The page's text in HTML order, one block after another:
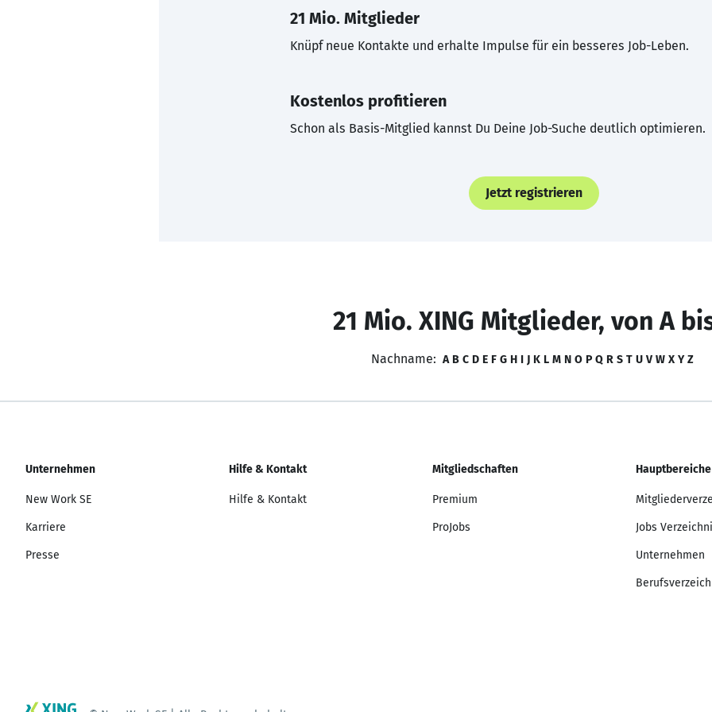
21 Mio. Mitglieder
Knüpf neue Kontakte und erhalte Impulse für ein besseres Job-Leben.
Kostenlos profitieren
Schon als Basis-Mitglied kannst Du Deine Job-Suche deutlich optimieren.
Jetzt registrieren
21 Mio. XING Mitglieder, von A
Nachname: A B C D E F G H I J K L M N O P Q R S T U V W X Y Z
Unternehmen
New Work SE
Karriere
Presse
Hilfe & Kontakt
Hilfe & Kontakt
Mitgliedschaften
Premium
ProJobs
Hauptbereiche
Jobs
Unternehmen